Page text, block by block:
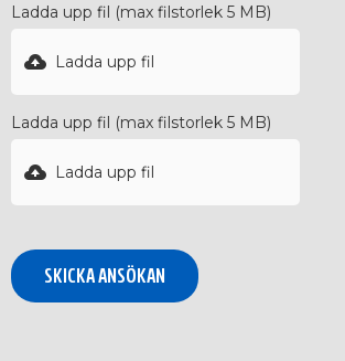
Ladda upp fil (max filstorlek 5 MB)
Ladda upp fil
Ladda upp fil (max filstorlek 5 MB)
Ladda upp fil